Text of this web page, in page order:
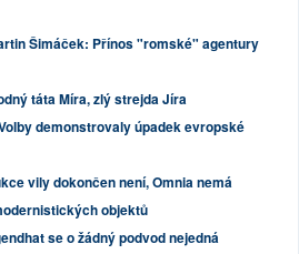
Šimáček: Přínos "romské" agentury
táta Míra, zlý strejda Jíra
demonstrovaly úpadek evropské
vily dokončen není, Omnia nemá
objektů
se o žádný podvod nejedná